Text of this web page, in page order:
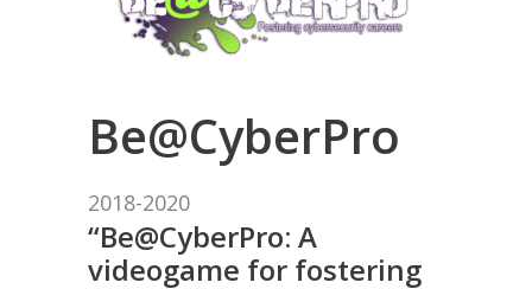
Be@CyberPro
2018-2020
“Be@CyberPro: A
videogame for fostering